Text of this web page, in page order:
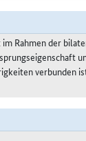
Rahmen der
verbunden